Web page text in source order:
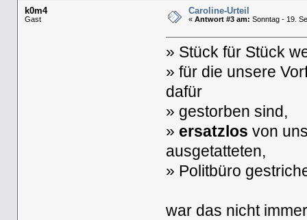
k0m4
Gast
Caroline-Urteil
« Antwort #3 am: Sonntag - 19.
» Stück für Stück
» für die unsere
dafür
» gestorben sind,
» ersatzlos von
ausgetatteten,
» Politbüro
war das nicht